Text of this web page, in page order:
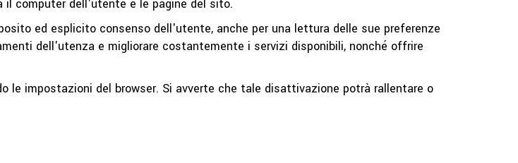
computer dell'utente e le pagine del sito.
ed esplicito consenso dell'utente, anche per una lettura delle sue preferenze
dell'utenza e migliorare costantemente i servizi disponibili, nonché offrire
le impostazioni del browser. Si avverte che tale disattivazione potrà rallentare o